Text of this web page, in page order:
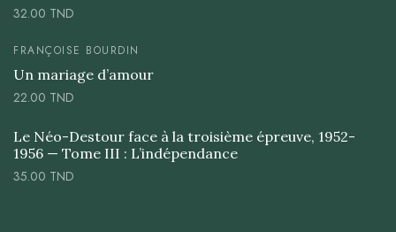
32.00 TND
FRANÇOISE BOURDIN
Un mariage d’amour
22.00 TND
Le Néo-Destour face à la troisième épreuve, 1952-
1956 — Tome III : L’indépendance
35.00 TND